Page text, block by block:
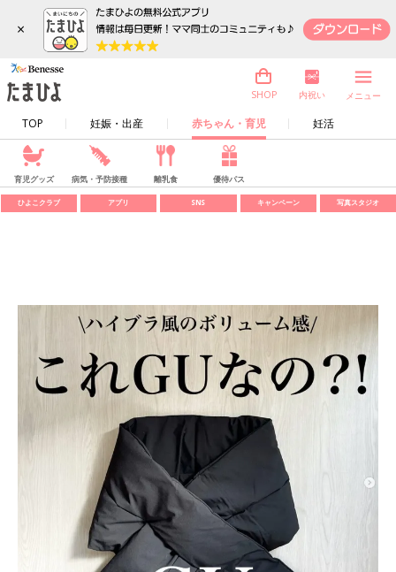
×
TOP 妊娠・出産 赤ちゃん・育児 妊活
SHOP 内祝い メニュー
育児グッズ 病気・予防接種 離乳食 優待パス
ひよこクラブ アプリ SNS キャンペーン 写真スタジオ